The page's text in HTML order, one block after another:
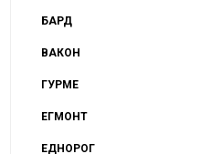
БАРД
ВАКОН
ГУРМЕ
ЕГМОНТ
ЕДНОРОГ